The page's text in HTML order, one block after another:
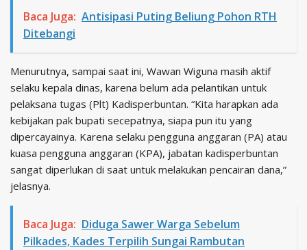
Baca Juga: Antisipasi Puting Beliung Pohon RTH
Ditebangi
Menurutnya, sampai saat ini, Wawan Wiguna masih aktif
selaku kepala dinas, karena belum ada pelantikan untuk
pelaksana tugas (Plt) Kadisperbuntan. “Kita harapkan ada
kebijakan pak bupati secepatnya, siapa pun itu yang
dipercayainya. Karena selaku pengguna anggaran (PA) atau
kuasa pengguna anggaran (KPA), jabatan kadisperbuntan
sangat diperlukan di saat untuk melakukan pencairan dana,”
jelasnya.
Baca Juga: Diduga Sawer Warga Sebelum
Pilkades, Kades Terpilih Sungai Rambutan